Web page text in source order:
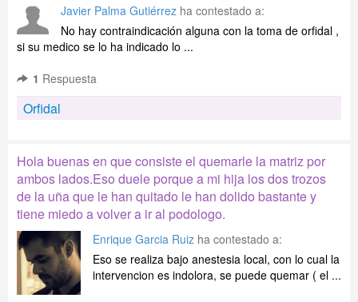
Javier Palma Gutiérrez ha contestado a:
No hay contraindicación alguna con la toma de orfidal ,
si su medico se lo ha indicado lo ...
1 Respuesta
Orfidal
Hola buenas en que consiste el quemarle la matriz por
ambos lados.Eso duele porque a mi hija los dos trozos
de la uña que le han quitado le han dolido bastante y
tiene miedo a volver a ir al podologo.
Enrique Garcia Ruiz ha contestado a:
Eso se realiza bajo anestesia local, con lo cual la
intervencion es indolora, se puede quemar ( el ...